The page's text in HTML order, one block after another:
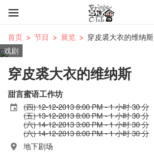
首页 节目 展览
穿皮裘大衣的维纳斯
戏剧
穿皮裘大衣的维纳斯
甜言蜜语工作坊
(四) 12-12-2013 8:00 PM - 1 小时 30 分
(五) 13-12-2013 8:00 PM - 1 小时 30 分
(六) 14-12-2013 3:00 PM - 1 小时 30 分
(六) 14-12-2013 8:00 PM - 1 小时 30 分
地下剧场